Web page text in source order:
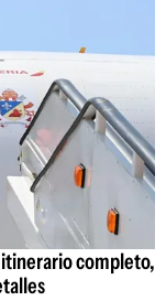
itinerario completo,